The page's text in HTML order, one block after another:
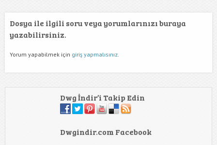
Dosya ile ilgili soru veya yorumlarınızı buraya
yazabilirsiniz.
Yorum yapabilmek için giriş yapmalısınız.
Dwg İndir’i Takip Edin
Dwgindir.com Facebook